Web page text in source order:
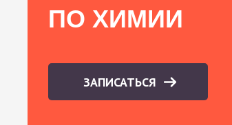
ПО ХИМИИ
ЗАПИСАТЬСЯ